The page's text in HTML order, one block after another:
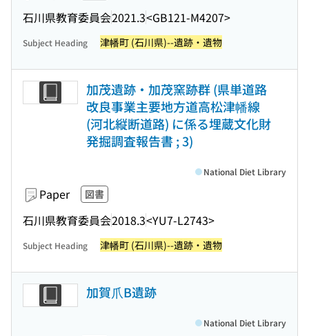
石川県教育委員会2021.3<GB121-M4207>
Subject Heading 津幡町 (石川県)--遺跡・遺物
加茂遺跡・加茂窯跡群 (県単道路
改良事業主要地方道高松津幡線
(河北縦断道路) に係る埋蔵文化財
発掘調査報告書 ; 3)
Paper 図書
石川県教育委員会2018.3<YU7-L2743>
National Diet Library
Subject Heading 津幡町 (石川県)--遺跡・遺物
加賀爪B遺跡
National Diet Library